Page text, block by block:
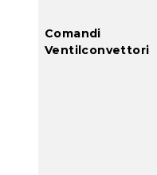
Comandi
Ventilconvettori